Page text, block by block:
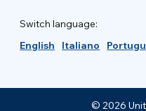
Switch language:
English
Italiano
© 2026